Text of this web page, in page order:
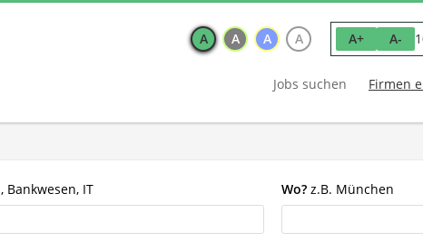
A A A A A+ A-
Jobs suchen Firmen
Bankwesen, IT Wo? z.B. München